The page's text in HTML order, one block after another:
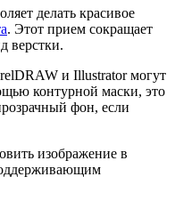
делать красивое
. Этот прием сокращает
верстки.
и Illustrator могут
контурной маски, это
фон, если
изображение в